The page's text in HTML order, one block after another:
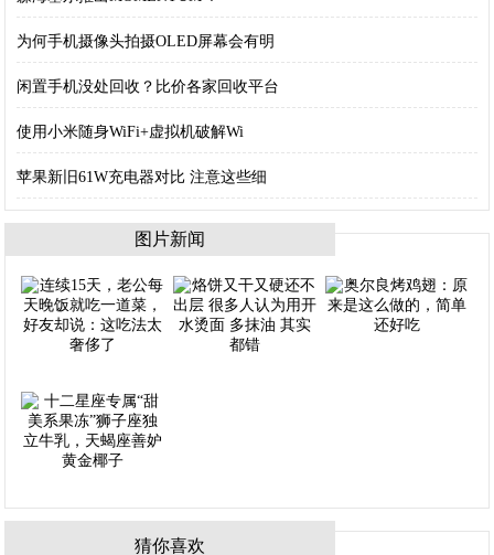
为何手机摄像头拍摄OLED屏幕会有明
闲置手机没处回收？比价各家回收平台
使用小米随身WiFi+虚拟机破解Wi
苹果新旧61W充电器对比 注意这些细
图片新闻
猜你喜欢